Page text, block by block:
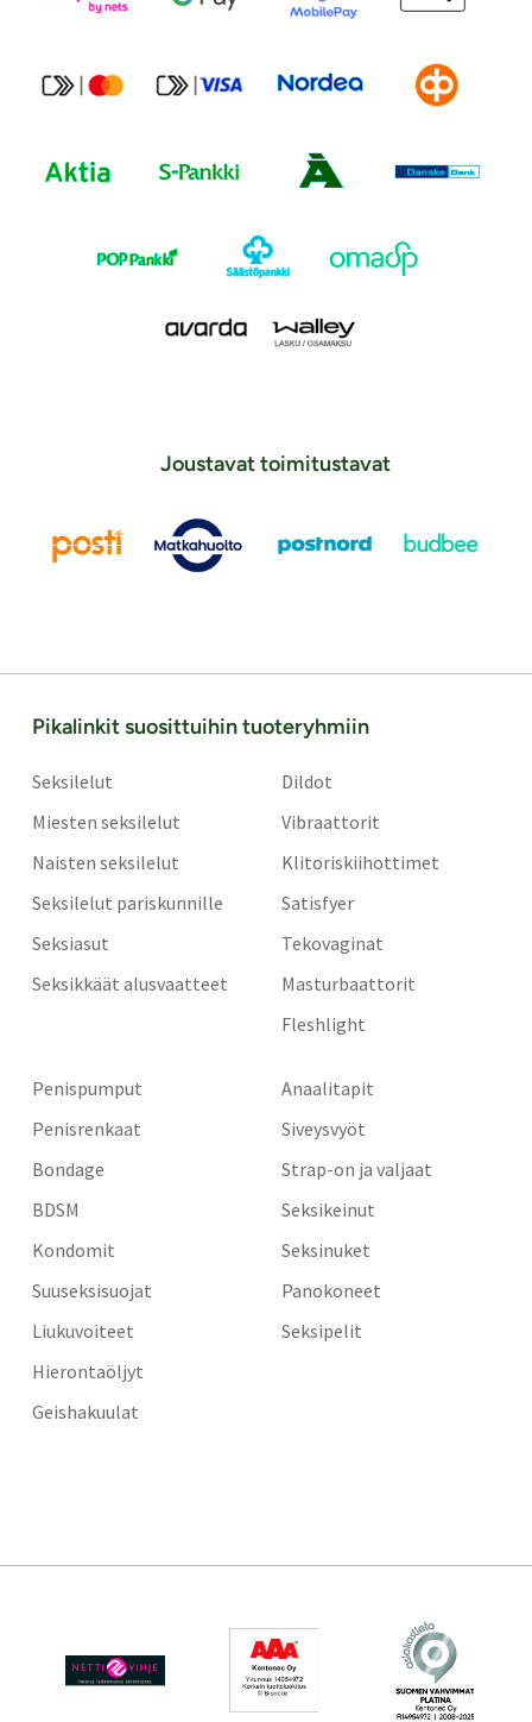
Joustavat toimitustavat
Pikalinkit suosittuihin tuoteryhmiin
Seksilelut
Miesten seksilelut
Naisten seksilelut
Seksilelut pariskunnille
Seksiasut
Seksikkäät alusvaatteet
Dildot
Vibraattorit
Klitoriskiihottimet
Satisfyer
Tekovaginat
Masturbaattorit
Fleshlight
Penispumput
Penisrenkaat
Bondage
BDSM
Kondomit
Suuseksisuojat
Liukuvoiteet
Hierontaöljyt
Geishakuulat
Anaalitapit
Siveysvyöt
Strap-on ja valjaat
Seksikeinut
Seksinuket
Panokoneet
Seksipelit